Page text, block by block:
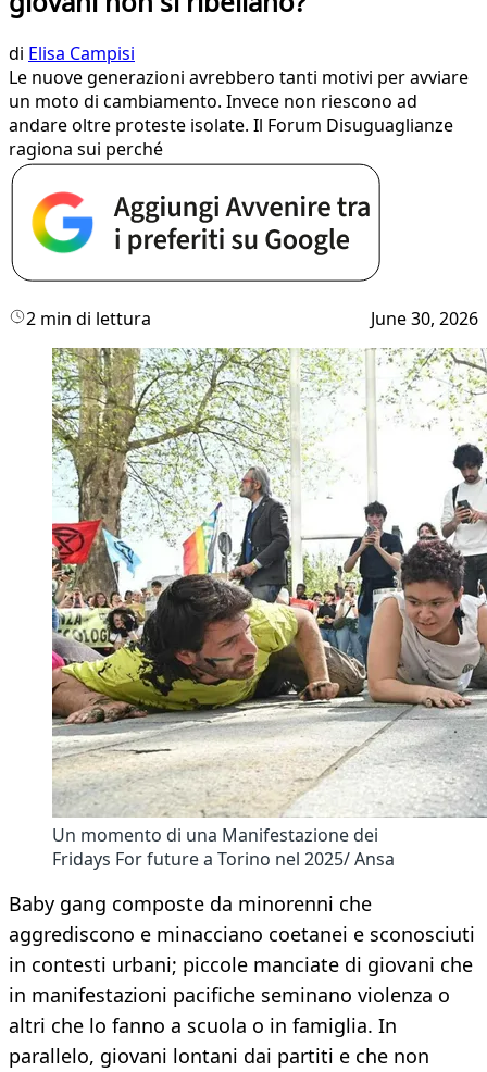
di Elisa Campisi
Le nuove generazioni avrebbero tanti motivi per avviare
un moto di cambiamento. Invece non riescono ad
andare oltre proteste isolate. Il Forum Disuguaglianze
ragiona sui perché
2 min di lettura June 30, 2026
Un momento di una Manifestazione dei
Fridays For future a Torino nel 2025/ Ansa
Baby gang composte da minorenni che
aggrediscono e minacciano coetanei e sconosciuti
in contesti urbani; piccole manciate di giovani che
in manifestazioni pacifiche seminano violenza o
altri che lo fanno a scuola o in famiglia. In
parallelo, giovani lontani dai partiti e che non